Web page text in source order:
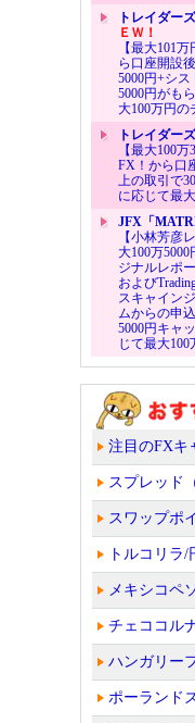
トレイダー
ＥＷ！
【最大101
ら口座開設
5000円+シ
5000円がも
大100万円の
トレイダー
【最大100
FX！から口
上の取引で
に応じて最
JFX「
【小林芳彦
大100万
ジナルレポ
および
スキャイン
ムからの申
5000円キャ
じて最大100
注目のFXキ
スプレッド
スワップポ
トルコリラ
メキシコペ
チェココル
ハンガリー
ポーランド